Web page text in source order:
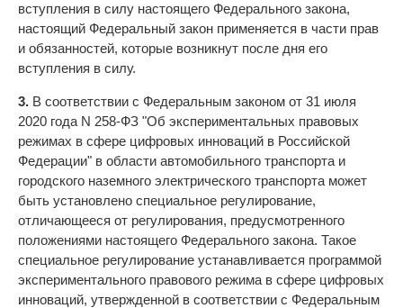
вступления в силу настоящего Федерального закона,
настоящий Федеральный закон применяется в части прав
и обязанностей, которые возникнут после дня его
вступления в силу.
3. В соответствии с Федеральным законом от 31 июля
2020 года N 258-ФЗ "Об экспериментальных правовых
режимах в сфере цифровых инноваций в Российской
Федерации" в области автомобильного транспорта и
городского наземного электрического транспорта может
быть установлено специальное регулирование,
отличающееся от регулирования, предусмотренного
положениями настоящего Федерального закона. Такое
специальное регулирование устанавливается программой
экспериментального правового режима в сфере цифровых
инноваций, утвержденной в соответствии с Федеральным